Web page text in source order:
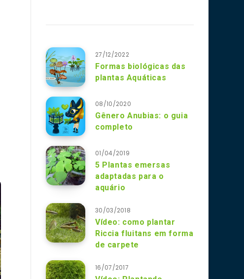
27/12/2022
Formas biológicas das
plantas Aquáticas
08/10/2020
Gênero Anubias: o guia
completo
01/04/2019
5 Plantas emersas
adaptadas para o
aquário
30/03/2018
Vídeo: como plantar
Riccia fluitans em forma
de carpete
16/07/2017